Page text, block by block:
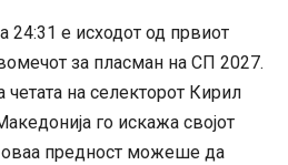
24:31 е исходот од првиот
за пласман на СП 2027.
четата на селекторот Кирил
го искажа својот
оваа предност можеше да